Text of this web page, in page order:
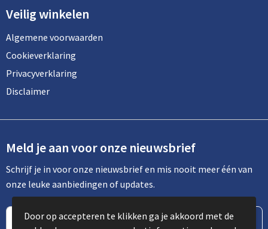
Veilig winkelen
Algemene voorwaarden
Cookieverklaring
Privacyverklaring
Disclaimer
Meld je aan voor onze nieuwsbrief
Schrijf je in voor onze nieuwsbrief en mis nooit meer één van
onze leuke aanbiedingen of updates.
Door op accepteren te klikken ga je akkoord met de